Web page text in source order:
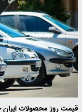
قیمت روز محصولات ایران